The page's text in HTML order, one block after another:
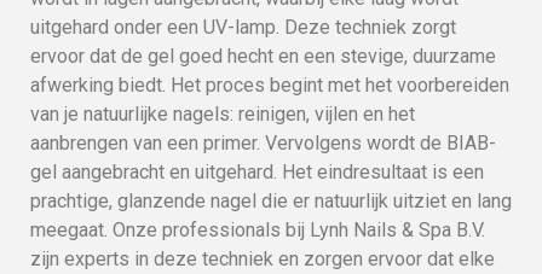
uitgehard onder een UV-lamp. Deze techniek zorgt
ervoor dat de gel goed hecht en een stevige, duurzame
afwerking biedt. Het proces begint met het voorbereiden
van je natuurlijke nagels: reinigen, vijlen en het
aanbrengen van een primer. Vervolgens wordt de BIAB-
gel aangebracht en uitgehard. Het eindresultaat is een
prachtige, glanzende nagel die er natuurlijk uitziet en lang
meegaat. Onze professionals bij Lynh Nails & Spa B.V.
zijn experts in deze techniek en zorgen ervoor dat elke